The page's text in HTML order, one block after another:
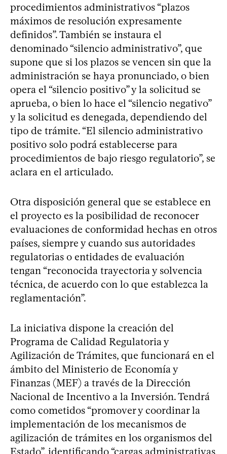
procedimientos administrativos “plazos
máximos de resolución expresamente
definidos”. También se instaura el
denominado “silencio administrativo”, que
supone que si los plazos se vencen sin que la
administración se haya pronunciado, o bien
opera el “silencio positivo” y la solicitud se
aprueba, o bien lo hace el “silencio negativo”
y la solicitud es denegada, dependiendo del
tipo de trámite. “El silencio administrativo
positivo solo podrá establecerse para
procedimientos de bajo riesgo regulatorio”, se
aclara en el articulado.
Otra disposición general que se establece en
el proyecto es la posibilidad de reconocer
evaluaciones de conformidad hechas en otros
países, siempre y cuando sus autoridades
regulatorias o entidades de evaluación
tengan “reconocida trayectoria y solvencia
técnica, de acuerdo con lo que establezca la
reglamentación”.
La iniciativa dispone la creación del
Programa de Calidad Regulatoria y
Agilización de Trámites, que funcionará en el
ámbito del Ministerio de Economía y
Finanzas (MEF) a través de la Dirección
Nacional de Incentivo a la Inversión. Tendrá
como cometidos “promover y coordinar la
implementación de los mecanismos de
agilización de trámites en los organismos del
Estado”, identificando “cargas administrativas